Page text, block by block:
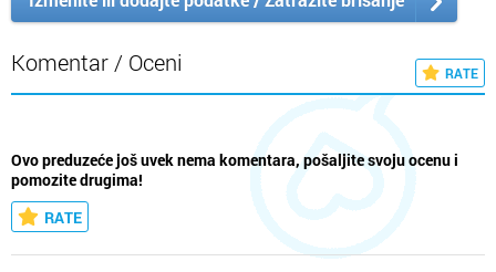
Komentar / Oceni RATE
Ovo preduzeće još uvek nema komentara, pošaljite svoju ocenu i
pomozite drugima!
RATE